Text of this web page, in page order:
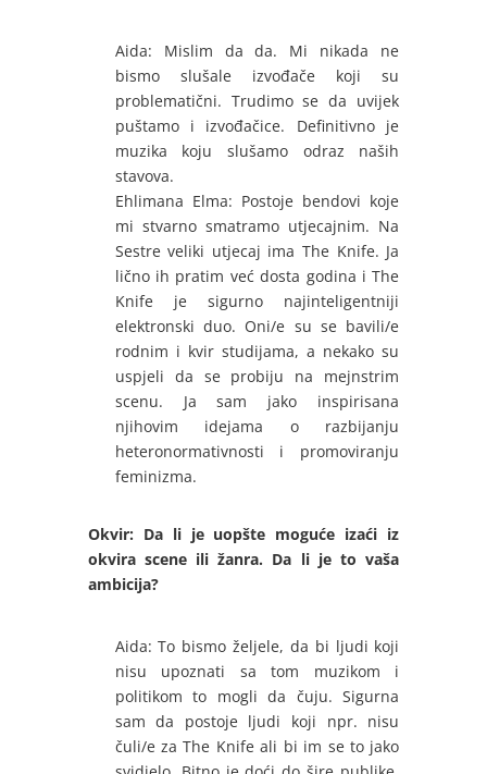
Aida: Mislim da da. Mi nikada ne
bismo slušale izvođače koji su
problematični. Trudimo se da uvijek
puštamo i izvođačice. Definitivno je
muzika koju slušamo odraz naših
stavova.
Ehlimana Elma: Postoje bendovi koje
mi stvarno smatramo utjecajnim. Na
Sestre veliki utjecaj ima The Knife. Ja
lično ih pratim već dosta godina i The
Knife je sigurno najinteligentniji
elektronski duo. Oni/e su se bavili/e
rodnim i kvir studijama, a nekako su
uspjeli da se probiju na mejnstrim
scenu. Ja sam jako inspirisana
njihovim idejama o razbijanju
heteronormativnosti i promoviranju
feminizma.
Okvir: Da li je uopšte moguće izaći iz
okvira scene ili žanra. Da li je to vaša
ambicija?
Aida: To bismo željele, da bi ljudi koji
nisu upoznati sa tom muzikom i
politikom to mogli da čuju. Sigurna
sam da postoje ljudi koji npr. nisu
čuli/e za The Knife ali bi im se to jako